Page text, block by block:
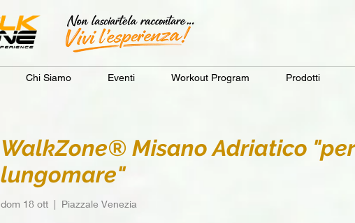
Chi Siamo Eventi Workout Program Prodotti
WalkZone® Misano Adriatico
lungomare"
dom 18 ott
  |
Piazzale Venezia